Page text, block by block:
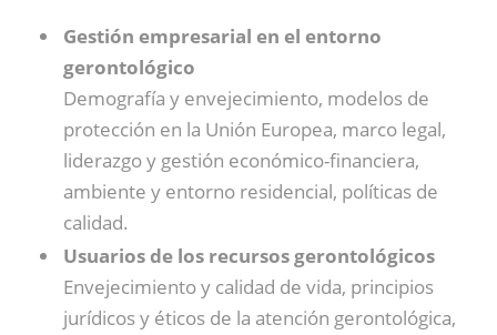
Gestión empresarial en el entorno
gerontológico
Demografía y envejecimiento, modelos de
protección en la Unión Europea, marco legal,
liderazgo y gestión económico-financiera,
ambiente y entorno residencial, políticas de
calidad.
Usuarios de los recursos gerontológicos
Envejecimiento y calidad de vida, principios
jurídicos y éticos de la atención gerontológica,